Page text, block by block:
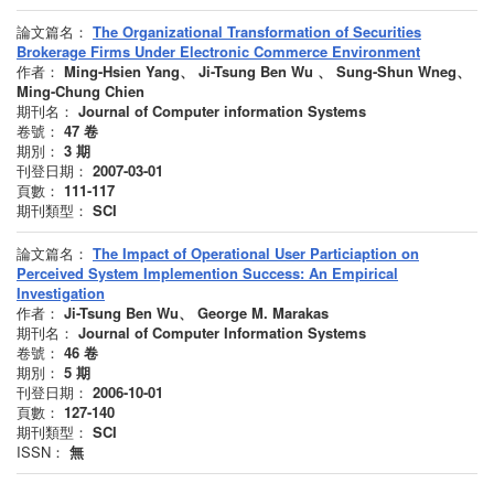
論文篇名： The Organizational Transformation of Securities
Brokerage Firms Under Electronic Commerce Environment
作者： Ming-Hsien Yang、 Ji-Tsung Ben Wu 、 Sung-Shun Wneg、
Ming-Chung Chien
期刊名： Journal of Computer information Systems
卷號： 47 卷
期別： 3 期
刊登日期： 2007-03-01
頁數： 111-117
期刊類型： SCI
論文篇名： The Impact of Operational User Particiaption on
Perceived System Implemention Success: An Empirical
Investigation
作者： Ji-Tsung Ben Wu、 George M. Marakas
期刊名： Journal of Computer Information Systems
卷號： 46 卷
期別： 5 期
刊登日期： 2006-10-01
頁數： 127-140
期刊類型： SCI
ISSN： 無